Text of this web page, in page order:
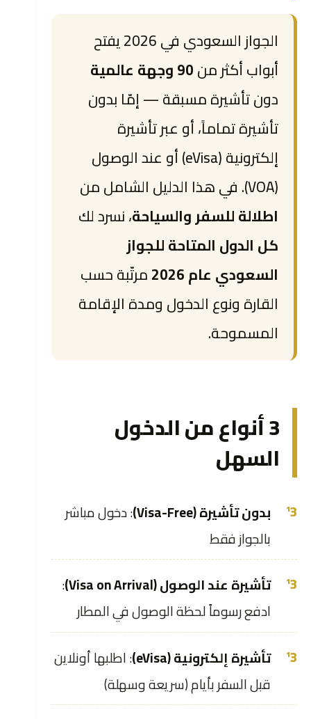
الجواز السعودي في 2026 يفتح
أبواب أكثر من90 وجهة عالمية
دون تأشيرة مسبقة — إمّا بدون
تأشيرة تماماً، أو عبر تأشيرة
إلكترونية (eVisa) أو عند الوصول
(VOA). في هذا الدليل الشامل من
اطلالة للسفر والسياحة، نسرد لك
كل الدول المتاحة للجواز
السعودي عام 2026
مرتّبة حسب
القارة ونوع الدخول ومدة الإقامة
المسموحة.
3 أنواع من الدخول
السهل
بدون تأشيرة (Visa-Free)
: دخول مباشر
بالجواز فقط
تأشيرة عند الوصول (Visa on Arrival)
:
ادفع رسوماً لحظة الوصول في المطار
تأشيرة إلكترونية (eVisa)
: اطلبها أونلاين
قبل السفر بأيام (سريعة وسهلة)